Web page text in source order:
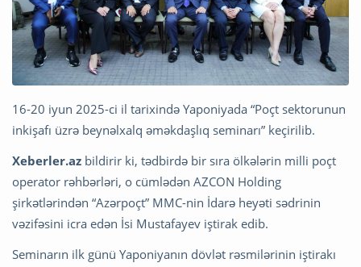
16-20 iyun 2025-ci il tarixində Yaponiyada “Poçt sektorunun
inkişafı üzrə beynəlxalq əməkdaşlıq seminarı” keçirilib.
Xeberler.az bildirir ki, tədbirdə bir sıra ölkələrin milli poçt
operator rəhbərləri, o cümlədən AZCON Holding
şirkətlərindən “Azərpoçt” MMC-nin İdarə heyəti sədrinin
vəzifəsini icra edən İsi Mustafayev iştirak edib.
Seminarın ilk günü Yaponiyanın dövlət rəsmilərinin iştirakı